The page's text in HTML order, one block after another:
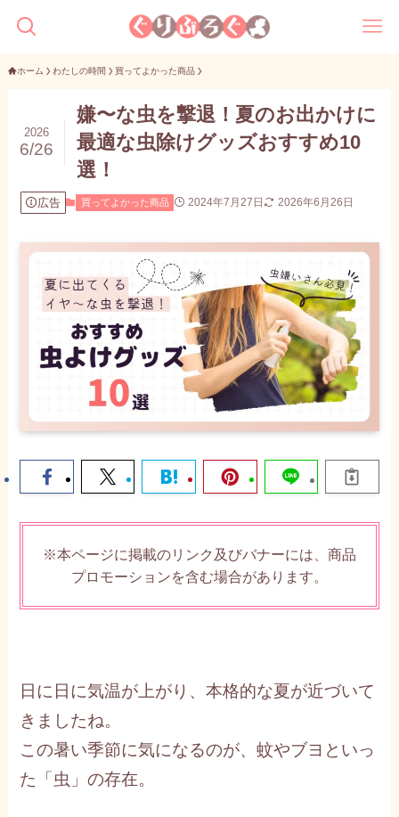
ホーム わたしの時間 買ってよかった商品
嫌〜な虫を撃退！夏のお出かけに
最適な虫除けグッズおすすめ10
選！
2026
6/26
広告 買ってよかった商品 2024年7月27日 2026年6月26日
※本ページに掲載のリンク及びバナーには、商品
プロモーションを含む場合があります。
日に日に気温が上がり、本格的な夏が近づいて
きましたね。
この暑い季節に気になるのが、蚊やブヨといっ
た「虫」の存在。